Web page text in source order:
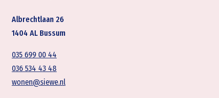
Albrechtlaan 26
1404 AL Bussum
035 699 00 44
036 534 43 48
wonen@siewe.nl